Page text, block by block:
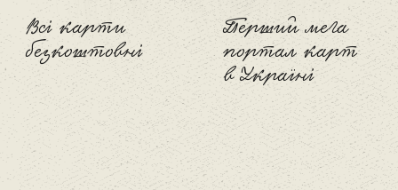
Всі карти
безкоштовні
Перший мега
портал карт
в Україні